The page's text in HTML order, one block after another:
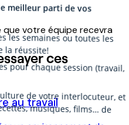
meilleur parti de vos
les semaines ou toutes les
la réussite!
pour chaque session (travail,
de votre interlocuteur, et
musiques, films… de
que votre équipe recevra
ces
au travail